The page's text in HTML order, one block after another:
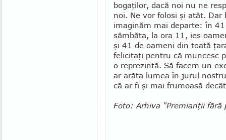
bogaţilor, dacă noi nu ne
noi. Ne vor folosi şi atât. Dar
imaginăm mai de­parte: în
sâmbăta, la ora 11, ies
şi 41 de oameni din toată
felicitaţi pentru că muncesc
o reprezintă. Să facem un
ar arăta lumea în jurul
că ar fi şi mai frumoasă
Foto: Arhiva "Premianţii fără